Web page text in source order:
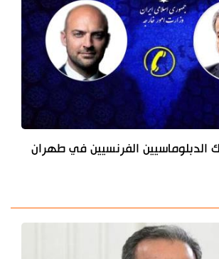
الفرنسيين في طهران